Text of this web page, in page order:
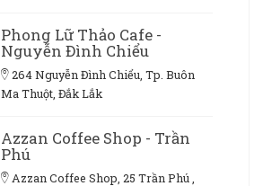
Phong Lữ Thảo Cafe -
Nguyễn Đình Chiểu
264 Nguyễn Đình Chiểu, Tp. Buôn
Ma Thuột, Đắk Lắk
Azzan Coffee Shop - Trần
Phú
Azzan Coffee Shop, 25 Trần Phú ,